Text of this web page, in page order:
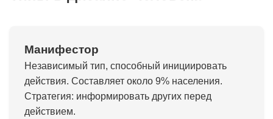
Манифестор
Независимый тип, способный инициировать
действия. Составляет около 9% населения.
Стратегия: информировать других перед
действием.